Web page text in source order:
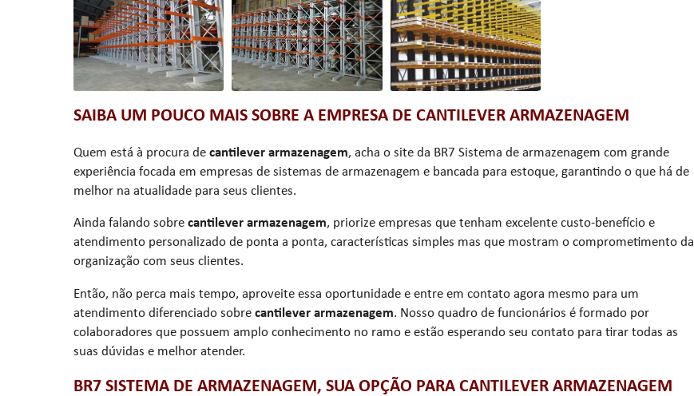
SAIBA UM POUCO MAIS SOBRE A EMPRESA DE CANTILEVER ARMAZENAGEM
Quem está à procura de cantilever armazenagem, acha o site da BR7 Sistema de armazenagem com grande
experiência focada em empresas de sistemas de armazenagem e bancada para estoque, garantindo o que há de
melhor na atualidade para seus clientes.
Ainda falando sobre cantilever armazenagem, priorize empresas que tenham excelente custo-benefício e
atendimento personalizado de ponta a ponta, características simples mas que mostram o comprometimento da
organização com seus clientes.
Então, não perca mais tempo, aproveite essa oportunidade e entre em contato agora mesmo para um
atendimento diferenciado sobre cantilever armazenagem. Nosso quadro de funcionários é formado por
colaboradores que possuem amplo conhecimento no ramo e estão esperando seu contato para tirar todas as
suas dúvidas e melhor atender.
BR7 SISTEMA DE ARMAZENAGEM, SUA OPÇÃO PARA CANTILEVER ARMAZENAGEM